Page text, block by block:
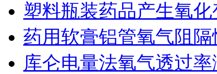
塑料瓶装药品产生氧
药用软膏铝管氧气阻
库仑电量法氧气透过